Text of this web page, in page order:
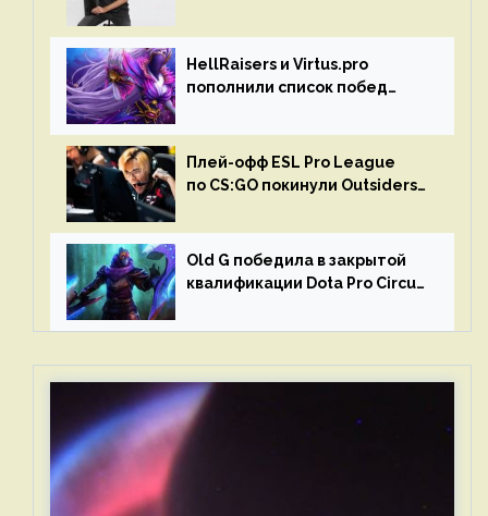
HellRaisers и Virtus.pro
пополнили список побед
Плей-офф ESL Pro League
по CS:GO покинули Outsiders
Old G победила в закрытой
квалификации Dota Pro Circuit